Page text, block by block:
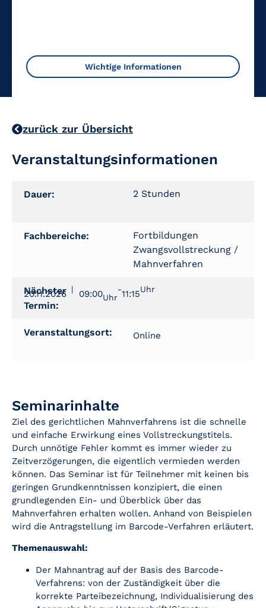
Wichtige Informationen
zurück zur Übersicht
Veranstaltungsinformationen
Dauer: 2 Stunden
Fachbereiche:
Fortbildungen
Zwangsvollstreckung /
Mahnverfahren
Nächster
Termin:
20.11.2026 | 09:00Uhr
-11:15Uhr
Veranstaltungsort: Online
Seminarinhalte
Ziel des gerichtlichen Mahnverfahrens ist die schnelle
und einfache Erwirkung eines Vollstreckungstitels.
Durch unnötige Fehler kommt es immer wieder zu
Zeitverzögerungen, die eigentlich vermieden werden
können. Das Seminar ist für Teilnehmer mit keinen bis
geringen Grundkenntnissen konzipiert, die einen
grundlegenden Ein- und Überblick über das
Mahnverfahren erhalten wollen. Anhand von Beispielen
wird die Antragstellung im Barcode-Verfahren erläutert.
Themenauswahl:
Der Mahnantrag auf der Basis des Barcode-
Verfahrens: von der Zuständigkeit über die
korrekte Parteibezeichnung, Individualisierung des